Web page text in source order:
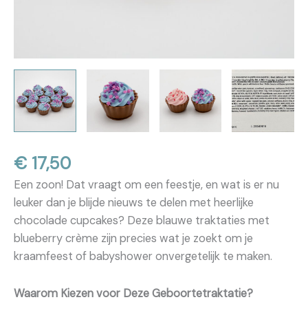
€ 17,50
Een zoon! Dat vraagt om een feestje, en wat is er nu
leuker dan je blijde nieuws te delen met heerlijke
chocolade cupcakes? Deze blauwe traktaties met
blueberry crème zijn precies wat je zoekt om je
kraamfeest of babyshower onvergetelijk te maken.
Waarom Kiezen voor Deze Geboortetraktatie?